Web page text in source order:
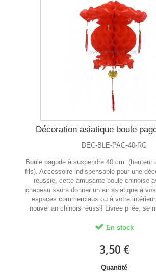
Décoration asiatique boule
DEC-BLE-PAG-40-RG
Boule pagode à suspendre 40 cm (hauteur
fils). Accessoire indispensable pour une
réussie, cette amusante boule chinoise
chapeau saura donner un air asiatique à
espaces commerciaux ou à votre
nouvel an chinois réussi! Livrée pliée, se
En stock
3,50 €
Quantité